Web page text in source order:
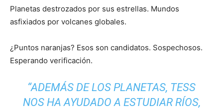
Planetas destrozados por sus estrellas. Mundos
asfixiados por volcanes globales.
¿Puntos naranjas? Esos son candidatos. Sospechosos.
Esperando verificación.
“ADEMÁS DE LOS PLANETAS, TESS
NOS HA AYUDADO A ESTUDIAR RÍOS,